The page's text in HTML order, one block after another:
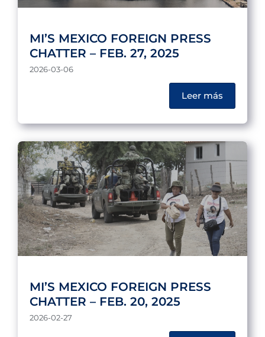
MI’S MEXICO FOREIGN PRESS
CHATTER – FEB. 27, 2025
2026-03-06
Leer más
MI’S MEXICO FOREIGN PRESS
CHATTER – FEB. 20, 2025
2026-02-27